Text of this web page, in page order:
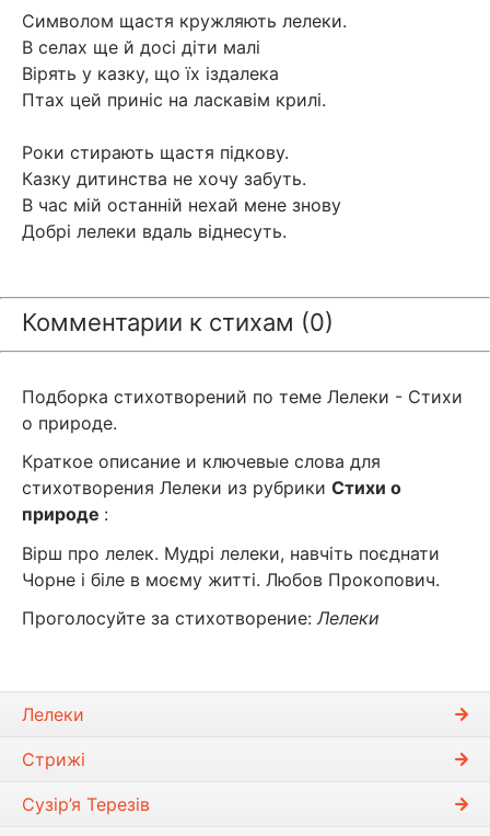
Символом щастя кружляють лелеки.
В селах ще й досі діти малі
Вірять у казку, що їх іздалека
Птах цей приніс на ласкавім крилі.
Роки стирають щастя підкову.
Казку дитинства не хочу забуть.
В час мій останній нехай мене знову
Добрі лелеки вдаль віднесуть.
Комментарии к стихам (0)
Подборка стихотворений по теме Лелеки - Стихи
о природе.
Краткое описание и ключевые слова для
стихотворения Лелеки из рубрики Стихи о
природе :
Вірш про лелек. Мудрі лелеки, навчіть поєднати
Чорне і біле в моєму житті. Любов Прокопович.
Проголосуйте за стихотворение: Лелеки
Лелеки
Стрижі
Сузір’я Терезів